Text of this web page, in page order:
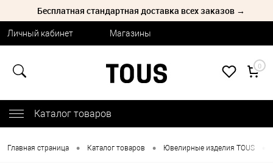
Бесплатная стандартная доставка всех заказов →
Личный кабинет Магазины
0
Каталог товаров
Главная страница • Каталог товаров • Ювелирные изделия TOUS